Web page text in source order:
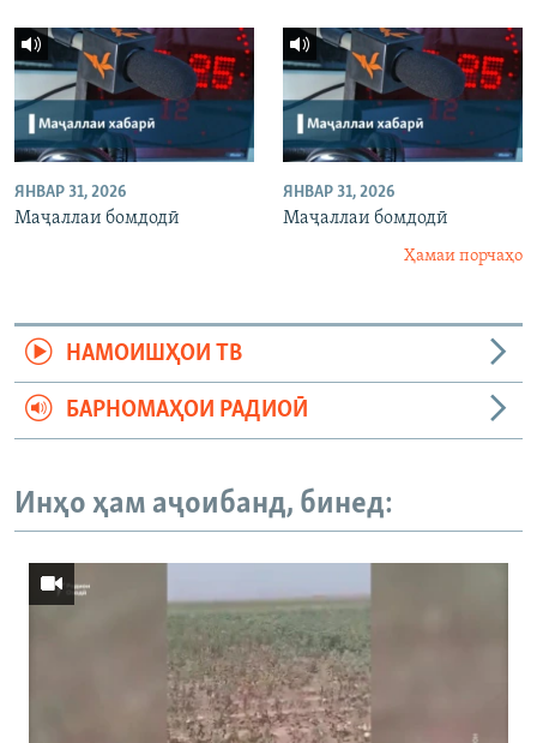
ЯНВАР 31, 2026
Маҷаллаи бомдодӣ
ЯНВАР 31, 2026
Маҷаллаи бомдодӣ
Ҳамаи порчаҳо
НАМОИШҲОИ ТВ
БАРНОМАҲОИ РАДИОӢ
Инҳо ҳам аҷоибанд, бинед: